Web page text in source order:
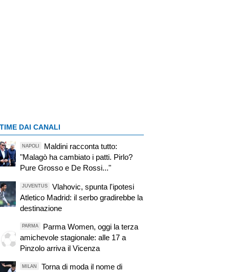
DAI CANALI
NAPOLI
Maldini racconta tutto:
"Malagò ha cambiato i patti. Pirlo?
Pure Grosso e De Rossi..."
JUVENTUS
Vlahovic, spunta l'ipotesi
Atletico Madrid: il serbo gradirebbe la
destinazione
PARMA
Parma Women, oggi la terza
amichevole stagionale: alle 17 a
Pinzolo arriva il Vicenza
MILAN
Torna di moda il nome di